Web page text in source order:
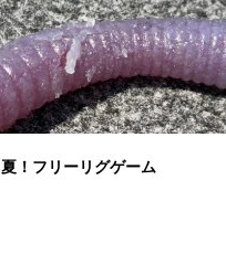
夏！フリーリグゲーム